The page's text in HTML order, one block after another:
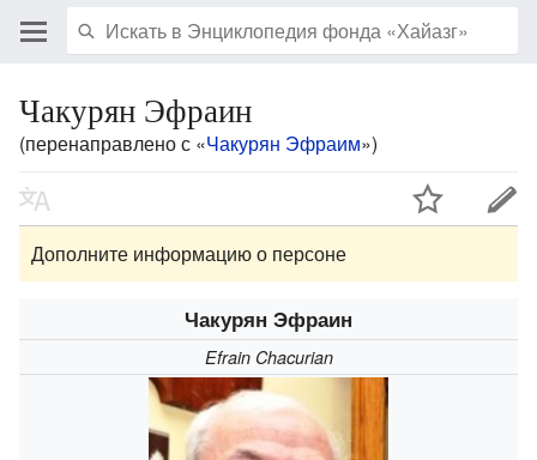
Чакурян Эфраин
(перенаправлено с «Чакурян Эфраим»)
Дополните информацию о персоне
Чакурян Эфраин
Efrain Chacurian